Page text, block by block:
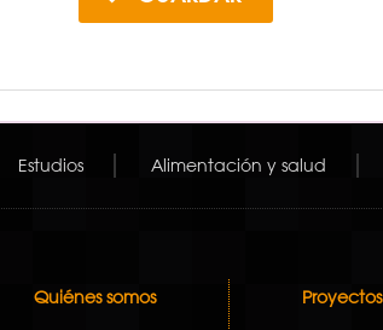
Estudios Alimentación y salud
Quiénes somos Proyectos